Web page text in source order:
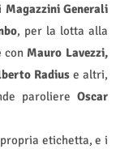
Magazzini Generali
, per la lotta alla
conMauro Lavezzi,
Radius e altri,
paroliere Oscar
etichetta, e i